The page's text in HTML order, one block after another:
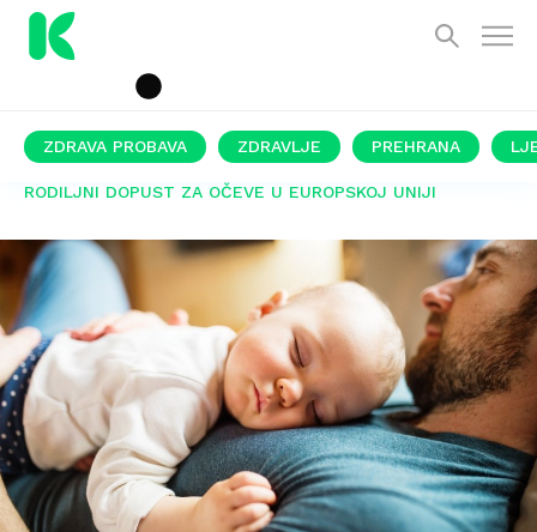
ZDRAVA PROBAVA ZDRAVLJE PREHRANA
RODILJNI DOPUST ZA OČEVE U EUROPSKOJ UNIJI